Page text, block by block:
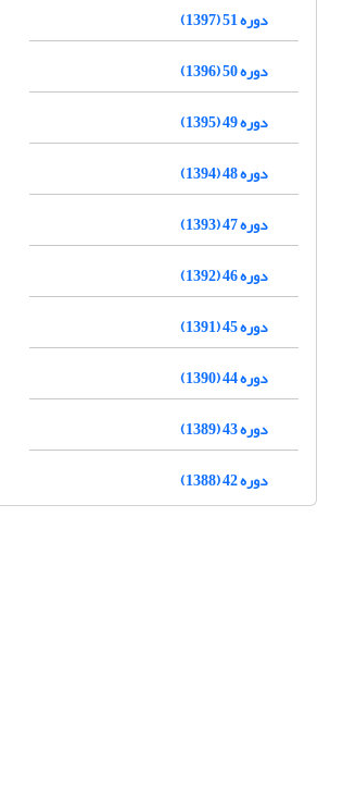
دوره 51 (1397)
دوره 50 (1396)
دوره 49 (1395)
دوره 48 (1394)
دوره 47 (1393)
دوره 46 (1392)
دوره 45 (1391)
دوره 44 (1390)
دوره 43 (1389)
دوره 42 (1388)